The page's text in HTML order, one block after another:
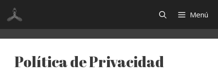
Saltar
contenido
Menú
Política de Privacidad